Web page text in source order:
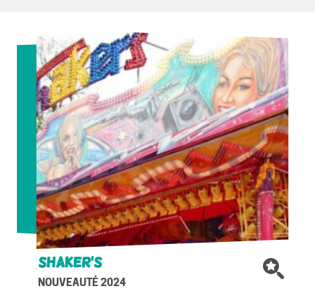
Shaker’s
NOUVEAUTÉ 2024